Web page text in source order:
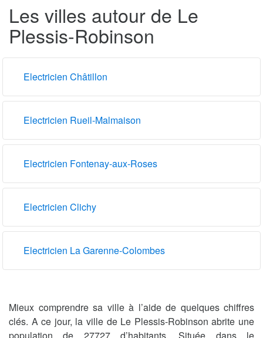
Les villes autour de Le
Plessis-Robinson
Electricien Châtillon
Electricien Rueil-Malmaison
Electricien Fontenay-aux-Roses
Electricien Clichy
Electricien La Garenne-Colombes
Mieux comprendre sa ville à l’aide de quelques chiffres
clés. A ce jour, la ville de Le Plessis-Robinson abrite une
population de 27727 d’habitants. Située dans le